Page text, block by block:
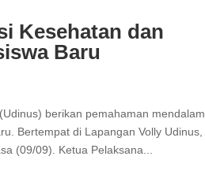
Kesehatan dan
Baru
berikan pemahaman mendalam
Bertempat di Lapangan Volly Udinus,
(09/09). Ketua Pelaksana...